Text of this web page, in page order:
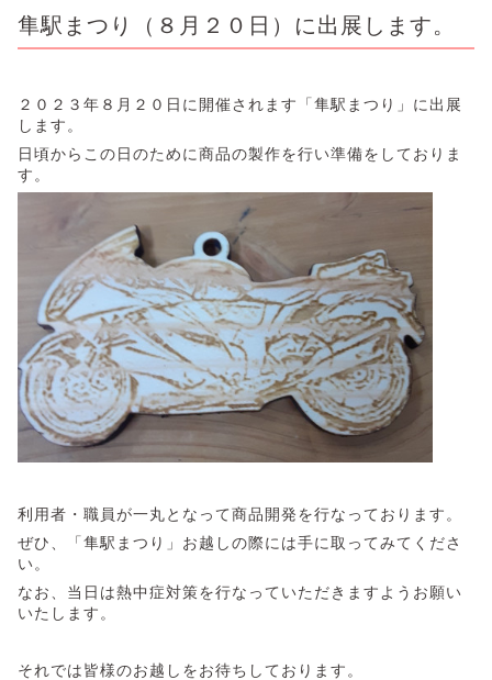
隼駅まつり（８月２０日）に出展します。
２０２３年８月２０日に開催されます「隼駅まつり」に出展
します。
日頃からこの日のために商品の製作を行い準備をしておりま
す。
利用者・職員が一丸となって商品開発を行なっております。
ぜひ、「隼駅まつり」お越しの際には手に取ってみてくださ
い。
なお、当日は熱中症対策を行なっていただきますようお願い
いたします。
それでは皆様のお越しをお待ちしております。